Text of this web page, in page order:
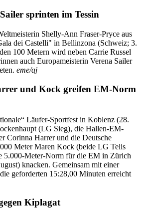
sprinten im Tessin
Shelly-Ann Fraser-Pryce aus
dei Castelli" in Bellinzona (Schweiz; 3.
100 Metern wird neben Carrie Russel
auch Europameisterin Verena Sailer
eme/aj
und Kock greifen EM-Norm
Läufer-Sportfest in Koblenz (28.
(LG Sieg), die Hallen-EM-
Corinna Harrer und die Deutsche
Meter Maren Kock (beide LG Telis
5.000-Meter-Norm für die EM in Zürich
knacken. Gemeinsam mit einer
geforderten 15:28,00 Minuten erreicht
Kiplagat